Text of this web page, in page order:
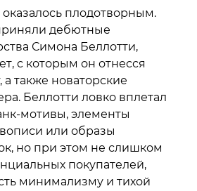
плодотворным.
дебютные
Симона Беллотти,
с которым он отнесся
а также новаторские
Беллотти ловко вплетал
мотивы, элементы
или образы
но при этом не слишком
покупателей,
минимализму и тихой